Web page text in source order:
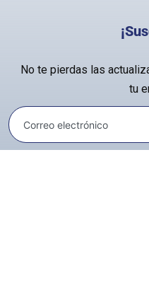
No te pierdas las
tu